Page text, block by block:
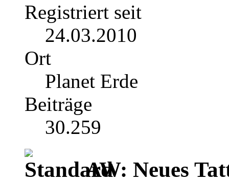
Registriert seit
24.03.2010
Ort
Planet Erde
Beiträge
30.259
AW: Neues